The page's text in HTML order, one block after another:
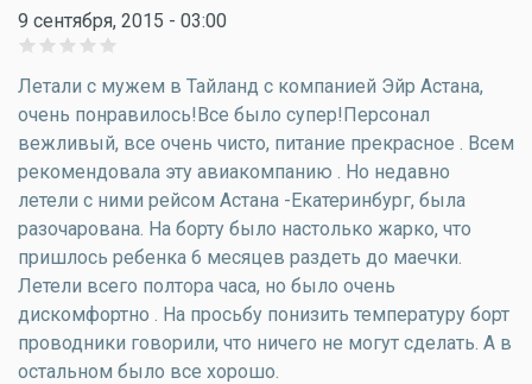
9 сентября, 2015 - 03:00
Летали с мужем в Тайланд с компанией Эйр Астана,
очень понравилось!Все было супер!Персонал
вежливый, все очень чисто, питание прекрасное . Всем
рекомендовала эту авиакомпанию . Но недавно
летели с ними рейсом Астана -Екатеринбург, была
разочарована. На борту было настолько жарко, что
пришлось ребенка 6 месяцев раздеть до маечки.
Летели всего полтора часа, но было очень
дискомфортно . На просьбу понизить температуру борт
проводники говорили, что ничего не могут сделать. А в
остальном было все хорошо.